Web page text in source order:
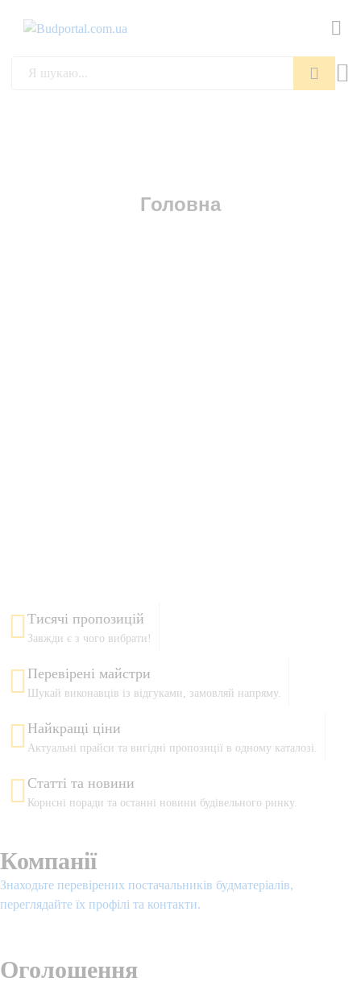
Головна
Тисячі пропозицій
Завжди є з чого вибрати!
Перевірені майстри
Шукай виконавців із відгуками, замовляй напряму.
Найкращі ціни
Актуальні прайси та вигідні пропозиції в одному каталозі.
Статті та новини
Корисні поради та останні новини будівельного ринку.
Компанії
Знаходьте перевірених постачальників будматеріалів,
переглядайте їх профілі та контакти.
Оголошення